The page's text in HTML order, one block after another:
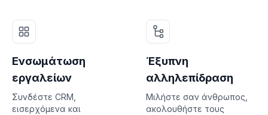
Ενσωμάτωση
εργαλείων
Συνδέστε CRM,
εισερχόμενα και
Έξυπνη
αλληλεπίδραση
Μιλήστε σαν άνθρωπος,
ακολουθήστε τους